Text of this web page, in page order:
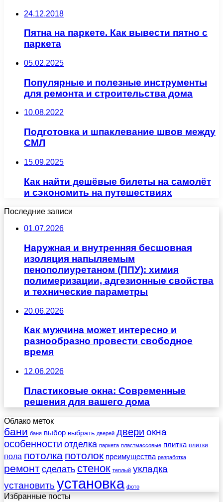
24.12.2018
Пятна на паркете. Как вывести пятно с
паркета
05.02.2025
Популярные и полезные инструменты
для ремонта и строительства дома
10.08.2022
Подготовка и шпаклевание швов между
СМЛ
15.09.2025
Как найти дешёвые билеты на самолёт
и сэкономить на путешествиях
Последние записи
01.07.2026
Наружная и внутренняя бесшовная
изоляция напыляемым
пенополиуретаном (ППУ): химия
полимеризации, адгезионные свойства
и технические параметры
20.06.2026
Как мужчина может интересно и
разнообразно провести свободное
время
12.06.2026
Пластиковые окна: Современные
решения для вашего дома
Облако меток
бани баня выбор выбрать дверей двери окна
особенности отделка паркета пластмассовые плитка плитки
пола потолка потолок преимущества разработка
ремонт сделать стенок теплый укладка
установить установка фото
Избранные посты